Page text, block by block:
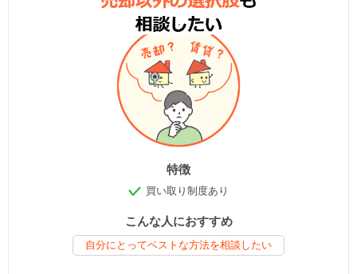
特徴
買い取り制度あり
こんな人におすすめ
自分にとってベストな方法を相談したい